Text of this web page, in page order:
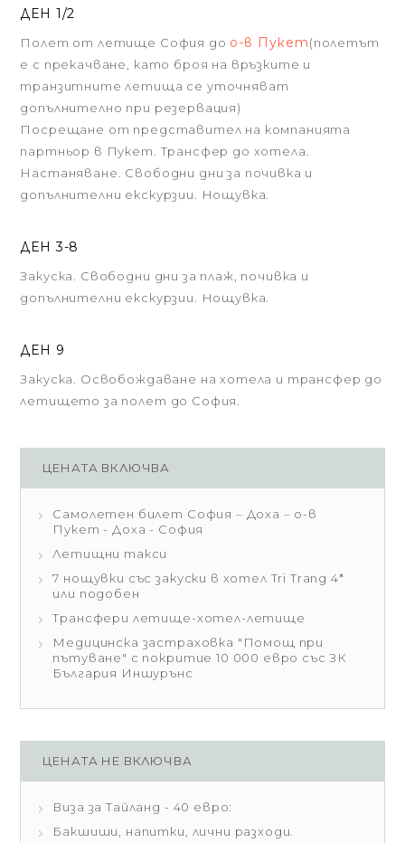
ДЕН 1/2
Полет от летище София до о-в Пукет(полетът
е с прекачване, като броя на връзките и
транзитните летища се уточняват
допълнително при резервация)
Посрещане от представител на компанията
партньор в Пукет. Трансфер до хотела.
Настаняване. Свободни дни за почивка и
допълнителни екскурзии. Нощувка.
ДЕН 3-8
Закуска. Свободни дни за плаж, почивка и
допълнителни екскурзии. Нощувка.
ДЕН 9
Закуска. Освобождаване на хотела и трансфер до
летището за полет до София.
ЦЕНАТА ВКЛЮЧВА
Самолетен билет София – Доха – о-в
Пукет - Доха - София
Летищни такси
7 нощувки със закуски в хотел Tri Trang 4*
или подобен
Трансфери летище-хотел-летище
Медицинска застраховка "Помощ при
пътуване" с покритие 10 000 евро със ЗК
България Иншурънс
ЦЕНАТА НЕ ВКЛЮЧВА
Виза за Тайланд - 40 евро:
Бакшиши, напитки, лични разходи.